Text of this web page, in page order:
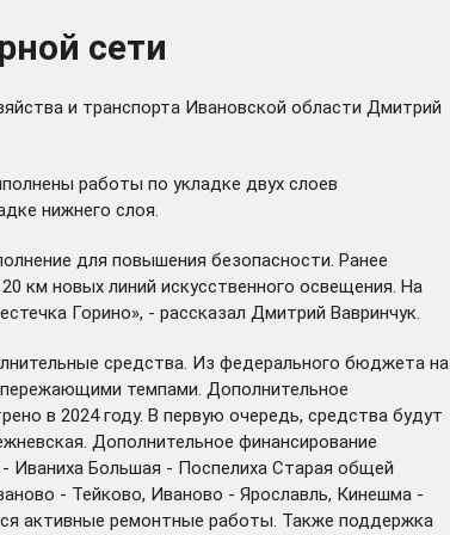
сети
и транспорта Ивановской области Дмитрий
работы по укладке двух слоев
нижнего слоя.
для повышения безопасности. Ранее
км новых линий искусственного освещения. На
Горино», - рассказал Дмитрий Вавринчук.
средства. Из федерального бюджета на
темпами. Дополнительное
в 2024 году. В первую очередь, средства будут
Дополнительное финансирование
Иваниха Большая - Поспелиха Старая общей
- Тейково, Иваново - Ярославль, Кинешма -
активные ремонтные работы. Также поддержка